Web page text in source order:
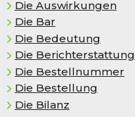
Die Auswirkungen
Die Bar
Die Bedeutung
Die Berichterstattung
Die Bestellnummer
Die Bestellung
Die Bilanz